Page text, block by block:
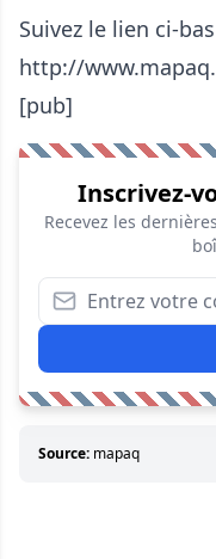
Suivez le lien ci-
http://
[pub]
Inscrivez-
Recevez les
Source: mapaq